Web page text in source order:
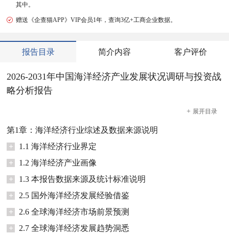
其中。
赠送《企查猫APP》VIP会员1年，查询3亿+工商企业数据。
报告目录 简介内容 客户评价
2026-2031年中国海洋经济产业发展状况调研与投资战
略分析报告
+ 展开目录
第1章：海洋经济行业综述及数据来源说明
+
1.1 海洋经济行业界定
+
1.2 海洋经济产业画像
+
1.3 本报告数据来源及统计标准说明
+
2.5 国外海洋经济发展经验借鉴
+
2.6 全球海洋经济市场前景预测
+
2.7 全球海洋经济发展趋势洞悉